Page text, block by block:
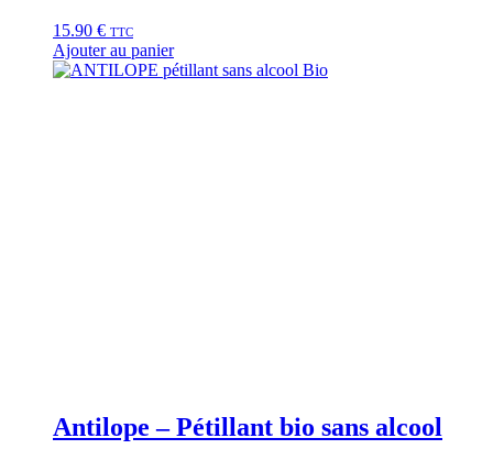
15.90 € TTC
Ajouter au panier
Antilope – Pétillant bio sans alcool